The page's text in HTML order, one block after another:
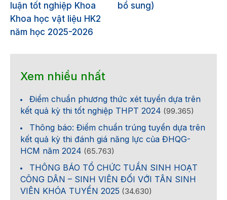
luận tốt nghiệp Khoa
Khoa học vật liệu HK2
năm học 2025-2026
bổ sung)
Xem nhiều nhất
Điểm chuẩn phương thức xét tuyển dựa trên
kết quả kỳ thi tốt nghiệp THPT 2024 (99.365)
Thông báo: Điểm chuẩn trúng tuyển dựa trên
kết quả kỳ thi đánh giá năng lực của ĐHQG-
HCM năm 2024 (65.763)
THÔNG BÁO TỔ CHỨC TUẦN SINH HOẠT
CÔNG DÂN – SINH VIÊN ĐỐI VỚI TÂN SINH
VIÊN KHÓA TUYỂN 2025 (34.630)